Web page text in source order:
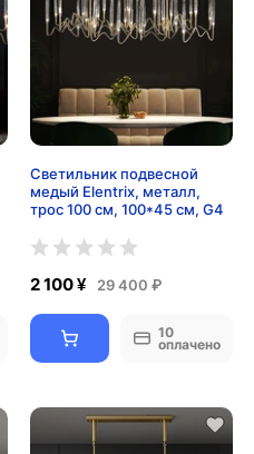
Светильник подвесной
медый Elentrix, металл,
трос 100 см, 100*45 см, G4
2 100 ¥ 29 400 ₽
10
оплачено